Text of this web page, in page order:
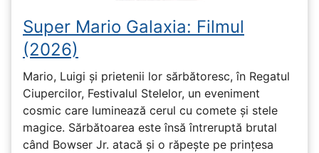
Super Mario Galaxia: Filmul
(2026)
Mario, Luigi și prietenii lor sărbătoresc, în Regatul
Ciupercilor, Festivalul Stelelor, un eveniment
cosmic care luminează cerul cu comete și stele
magice. Sărbătoarea este însă întreruptă brutal
când Bowser Jr. atacă și o răpește pe prinţesa